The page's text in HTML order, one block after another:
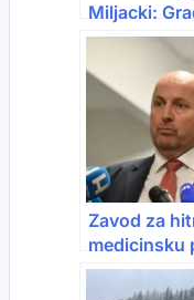
Miljacki:
Kanton
Zavod za
medicinsku
KS – Novo